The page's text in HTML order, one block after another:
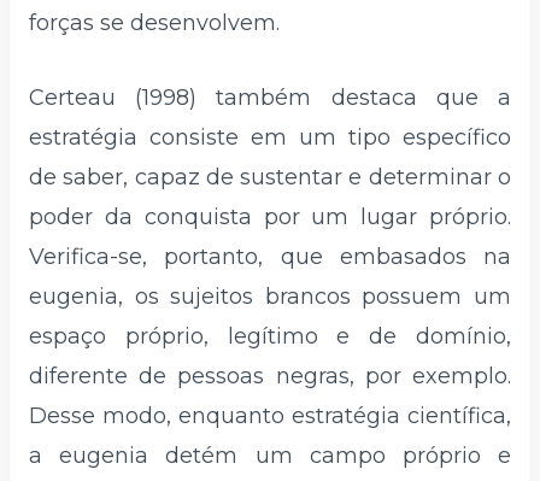
forças se desenvolvem.
Certeau (1998) também destaca que a
estratégia consiste em um tipo específico
de saber, capaz de sustentar e determinar o
poder da conquista por um lugar próprio.
Verifica-se, portanto, que embasados na
eugenia, os sujeitos brancos possuem um
espaço próprio, legítimo e de domínio,
diferente de pessoas negras, por exemplo.
Desse modo, enquanto estratégia científica,
a eugenia detém um campo próprio e